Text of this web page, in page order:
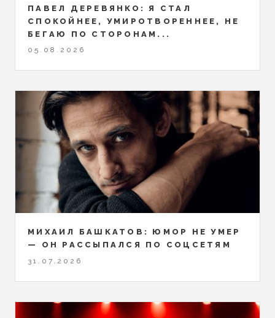
ПАВЕЛ ДЕРЕВЯНКО: Я СТАЛ
СПОКОЙНЕЕ, УМИРОТВОРЕННЕЕ, НЕ
БЕГАЮ ПО СТОРОНАМ...
05.08.2026
МИХАИЛ БАШКАТОВ: ЮМОР НЕ УМЕР
— ОН РАССЫПАЛСЯ ПО СОЦСЕТЯМ
31.07.2026